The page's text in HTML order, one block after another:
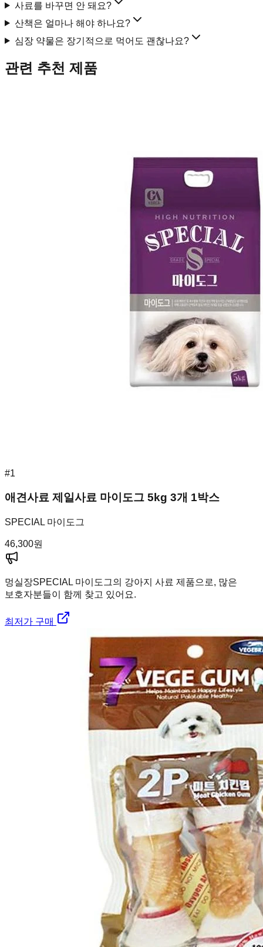
사료를 바꾸면 안 돼요?
산책은 얼마나 해야 하나요?
심장 약물은 장기적으로 먹어도 괜찮나요?
관련 추천 제품
#1
애견사료 제일사료 마이도그 5kg 3개 1박스
SPECIAL 마이도그
46,300원
멍실장SPECIAL 마이도그의 강아지 사료 제품으로, 많은
보호자분들이 함께 찾고 있어요.
최저가 구매